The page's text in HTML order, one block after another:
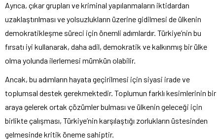
Ayrıca, çıkar grupları ve kriminal yapılanmaların iktidardan
uzaklaştırılması ve yolsuzlukların üzerine gidilmesi de ülkenin
demokratikleşme süreci için önemli adımlardır. Türkiye’nin bu
fırsatı iyi kullanarak, daha adil, demokratik ve kalkınmış bir ülke
olma yolunda ilerlemesi mümkün olabilir.
Ancak, bu adımların hayata geçirilmesi için siyasi irade ve
toplumsal destek gerekmektedir. Toplumun farklı kesimlerinin bir
araya gelerek ortak çözümler bulması ve ülkenin geleceği için
birlikte çalışması, Türkiye’nin karşılaştığı zorlukların üstesinden
gelmesinde kritik öneme sahiptir.